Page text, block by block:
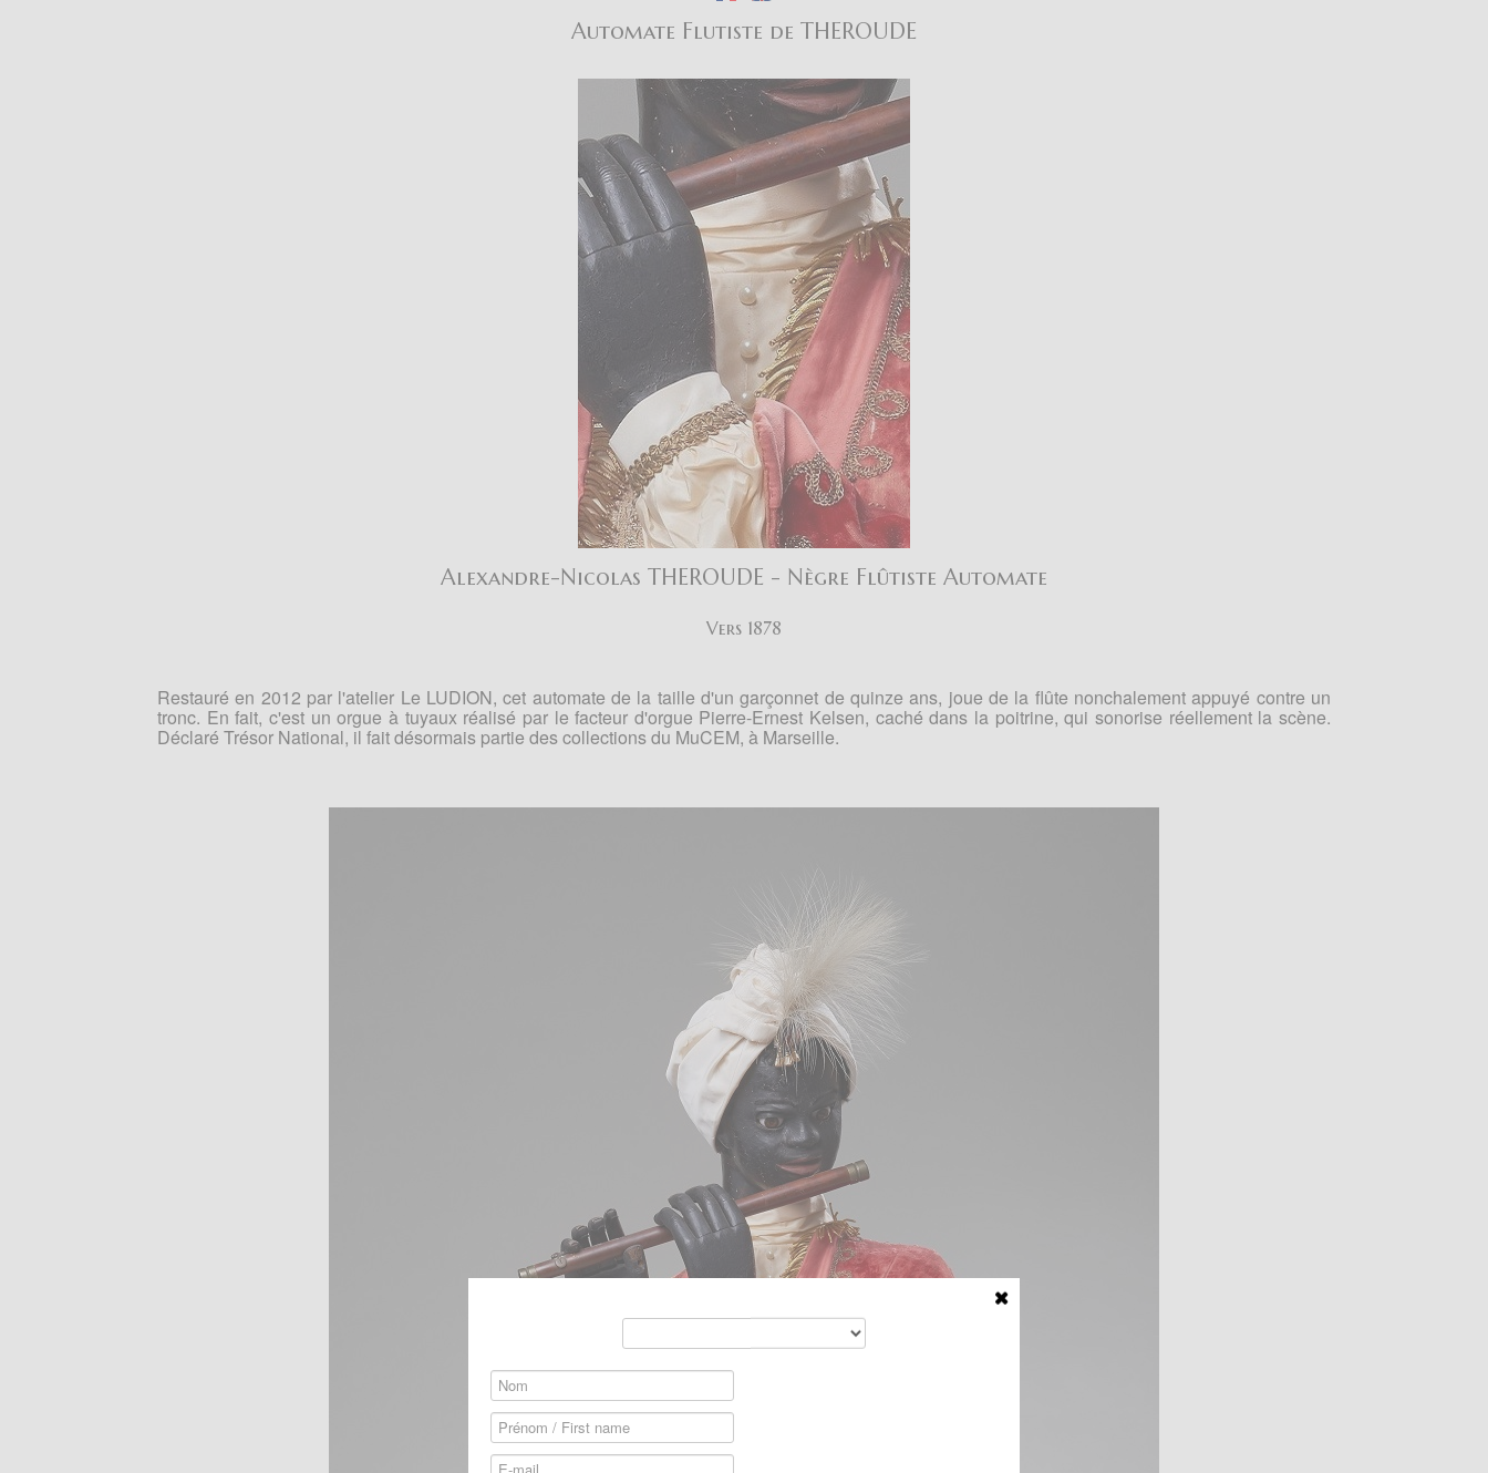
Automate Flutiste de THEROUDE
Alexandre-Nicolas THEROUDE - Nègre Flûtiste Automate
Vers 1878
Restauré en 2012 par l'atelier Le LUDION, cet automate de la taille d'un garçonnet de quinze ans, joue de la flûte nonchalement appuyé contre un
tronc. En fait, c'est un orgue à tuyaux réalisé par le facteur d'orgue Pierre-Ernest Kelsen, caché dans la poitrine, qui sonorise réellement la scène.
Déclaré Trésor National, il fait désormais partie des collections du MuCEM, à Marseille.